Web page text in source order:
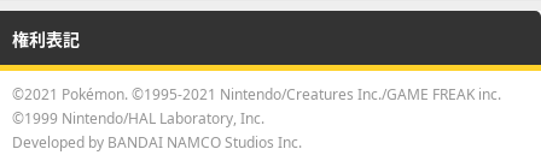
権利表記
©2021 Pokémon. ©1995-2021 Nintendo/Creatures Inc./GAME FREAK inc.
©1999 Nintendo/HAL Laboratory, Inc.
Developed by BANDAI NAMCO Studios Inc.